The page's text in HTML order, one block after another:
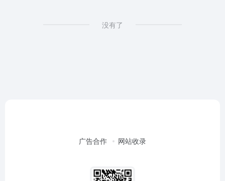
没有了
广告合作 网站收录